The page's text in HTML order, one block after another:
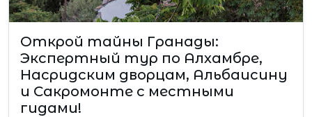
Открой тайны Гранады:
Экспертный тур по Алхамбре,
Насридским дворцам, Альбаисину
и Сакромонте с местными
гидами!